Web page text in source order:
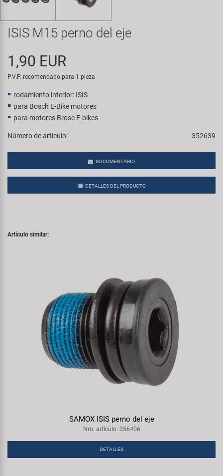
Transporte y Aparcamiento
Trail-Gator
Velo
ISIS M15 perno del eje
1,90 EUR
P.V.P. recomendado para 1 pieza
rodamiento interior: ISIS
para Bosch E-Bike motores
para motores Brose E-bikes
Número de artículo: 352639
SU COMENTARIO
DETALLES DEL PRODUCTO
Artículo similar:
SAMOX ISIS perno del eje
Nro. artículo: 356406
DETALLES